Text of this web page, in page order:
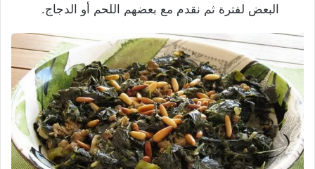
البعض لفترة ثم نقدم مع بعضهم اللحم أو الدجاج.